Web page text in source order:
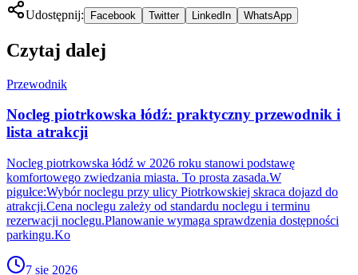
Udostępnij:
Facebook Twitter LinkedIn WhatsApp
Czytaj dalej
Przewodnik
Nocleg piotrkowska łódź: praktyczny przewodnik i
lista atrakcji
Nocleg piotrkowska łódź w 2026 roku stanowi podstawę
komfortowego zwiedzania miasta. To prosta zasada.W
pigułce:Wybór noclegu przy ulicy Piotrkowskiej skraca dojazd do
atrakcji.Cena noclegu zależy od standardu noclegu i terminu
rezerwacji noclegu.Planowanie wymaga sprawdzenia dostępności
parkingu.Ko
7 sie 2026